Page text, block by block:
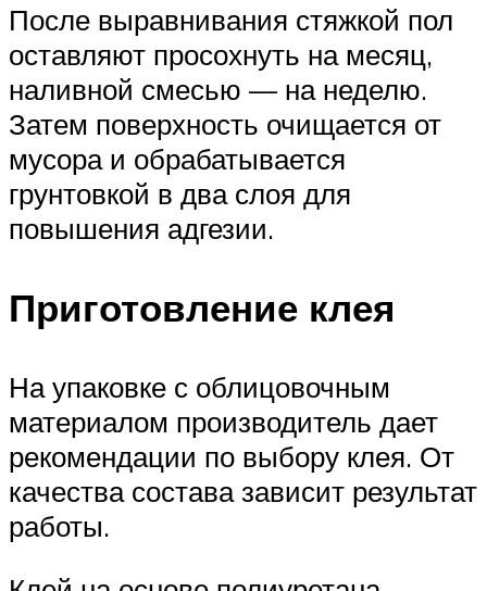
После выравнивания стяжкой пол
оставляют просохнуть на месяц,
наливной смесью — на неделю.
Затем поверхность очищается от
мусора и обрабатывается
грунтовкой в два слоя для
повышения адгезии.
Приготовление клея
На упаковке с облицовочным
материалом производитель дает
рекомендации по выбору клея. От
качества состава зависит результат
работы.